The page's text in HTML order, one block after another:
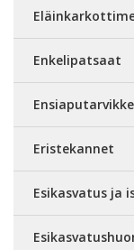
Enkelipatsaat
Eristekannet
Esikasvatus ja